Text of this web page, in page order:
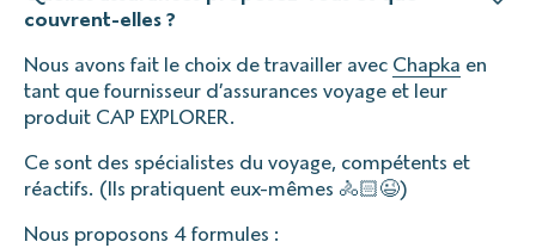
couvrent-elles ?
Nous avons fait le choix de travailler avec Chapka en
tant que fournisseur d’assurances voyage et leur
produit CAP EXPLORER.
Ce sont des spécialistes du voyage, compétents et
réactifs. (Ils pratiquent eux-mêmes 🚴🏻😉)
Nous proposons 4 formules :